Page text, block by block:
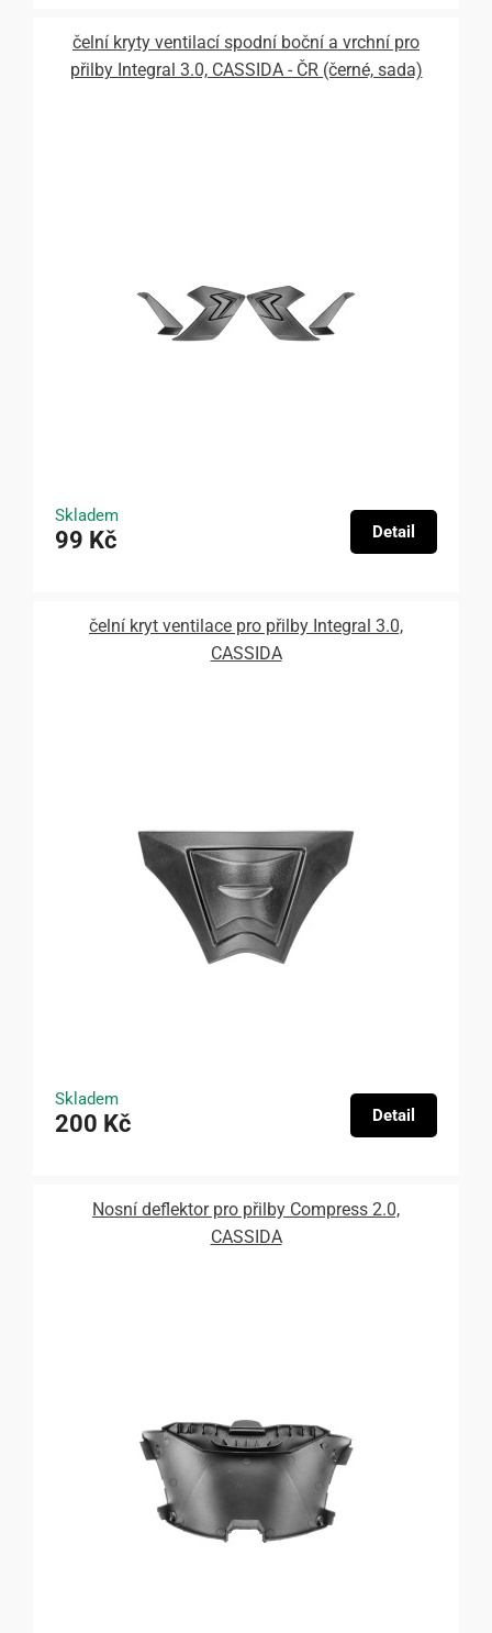
čelní kryty ventilací spodní boční a vrchní pro
přilby Integral 3.0, CASSIDA - ČR (černé, sada)
Skladem
99 Kč Detail
čelní kryt ventilace pro přilby Integral 3.0,
CASSIDA
Skladem
200 Kč Detail
Nosní deflektor pro přilby Compress 2.0,
CASSIDA